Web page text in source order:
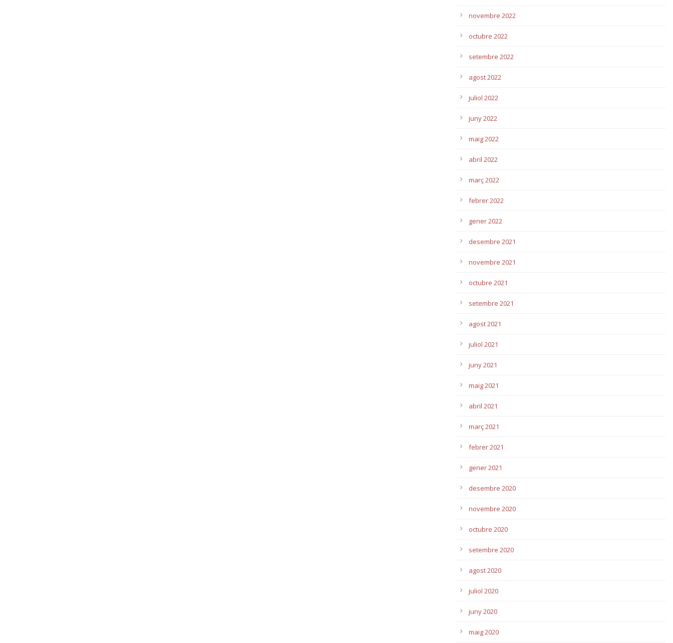
novembre 2022
octubre 2022
setembre 2022
agost 2022
juliol 2022
juny 2022
maig 2022
abril 2022
març 2022
febrer 2022
gener 2022
desembre 2021
novembre 2021
octubre 2021
setembre 2021
agost 2021
juliol 2021
juny 2021
maig 2021
abril 2021
març 2021
febrer 2021
gener 2021
desembre 2020
novembre 2020
octubre 2020
setembre 2020
agost 2020
juliol 2020
juny 2020
maig 2020